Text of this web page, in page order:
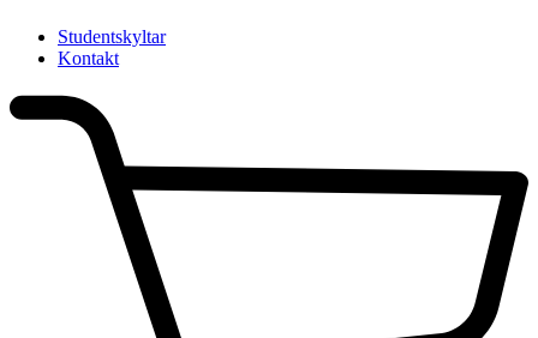
Studentskyltar
Kontakt